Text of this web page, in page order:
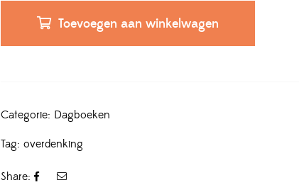
Toevoegen aan winkelwagen
Categorie: Dagboeken
Tag: overdenking
Share: